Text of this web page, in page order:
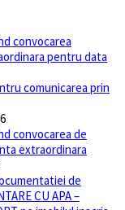
convocarea
pentru data
comunicarea prin
convocarea de
extraordinara
de
CU APA –